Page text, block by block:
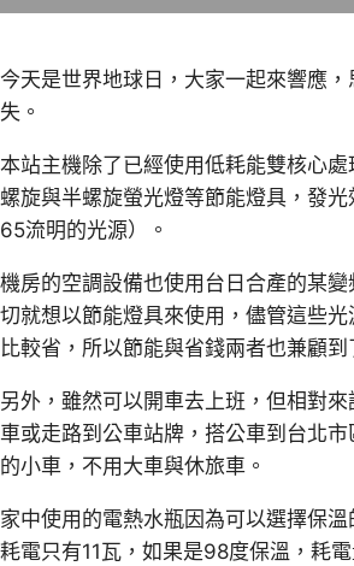
今天是世界地球日，大家一起來響應
失。
本站主機除了已經使用低耗能雙核心
螺旋與半螺旋螢光燈等節能燈具，發
65流明的光源）。
機房的空調設備也使用台日合產的某
切就想以節能燈具來使用，儘管這些
比較省，所以節能與省錢兩者也兼顧到
另外，雖然可以開車去上班，但相對
車或走路到公車站牌，搭公車到台北
的小車，不用大車與休旅車。
家中使用的電熱水瓶因為可以選擇保
耗電只有11瓦，如果是98度保溫，耗